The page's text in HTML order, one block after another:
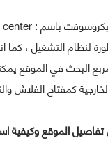
لنظام التشغيل ،
البحث في الموقع
كمفتاح الفلاش
الموقع وكيفية